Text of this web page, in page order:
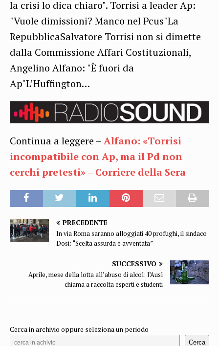
la crisi lo dica chiaro". Torrisi a leader Ap:
"Vuole dimissioni? Manco nel Pcus"La
RepubblicaSalvatore Torrisi non si dimette
dalla Commissione Affari Costituzionali,
Angelino Alfano: "È fuori da
Ap"L’Huffington…
Continua a leggere –Alfano: «Torrisi
incompatibile con Ap, ma il Pd non
cerchi pretesti» – Corriere della Sera
PRECEDENTE
In via Roma saranno alloggiati 40 profughi, il sindaco
Dosi: “Scelta assurda e avventata”
SUCCESSIVO
Aprile, mese della lotta all’abuso di alcol: l’Ausl
chiama a raccolta esperti e studenti
Cerca in archivio oppure seleziona un periodo
Cerca